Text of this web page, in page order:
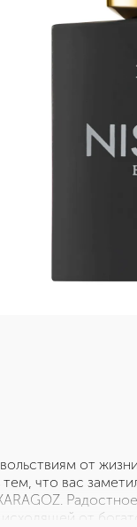
от
что вас
исходящей от